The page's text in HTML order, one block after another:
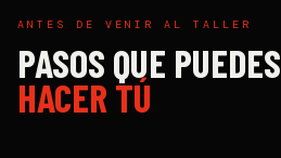
ANTES DE VENIR AL TALLER
PASOS QUE PUEDES
HACER TÚ